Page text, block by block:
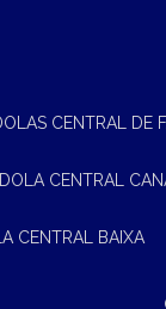
CENTRAL DE
CENTRAL
CENTRAL BAIXA